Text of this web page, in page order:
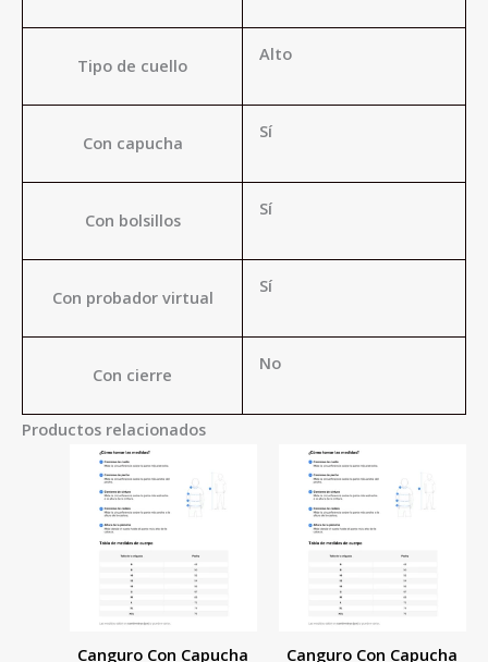
Tipo de cuello
Alto
Con capucha
Sí
Con bolsillos
Sí
Con probador virtual
Sí
Con cierre
No
Productos relacionados
Canguro Con Capucha
producto
tiene
Canguro Con Capucha
tiene